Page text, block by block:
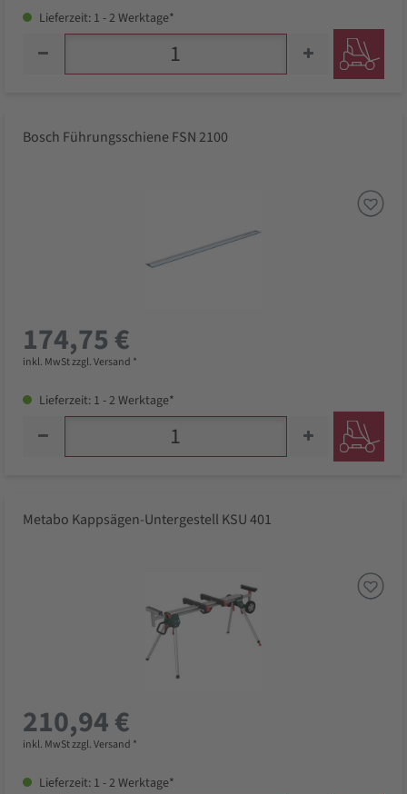
Lieferzeit: 1 - 2 Werktage*
Bosch Führungsschiene FSN 2100
174,75 €
inkl. MwSt zzgl. Versand *
Lieferzeit: 1 - 2 Werktage*
Metabo Kappsägen-Untergestell KSU 401
210,94 €
inkl. MwSt zzgl. Versand *
Lieferzeit: 1 - 2 Werktage*